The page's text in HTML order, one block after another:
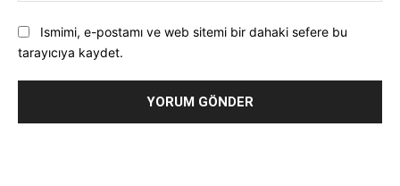
Ismimi, e-postamı ve web sitemi bir dahaki sefere bu
tarayıcıya kaydet.